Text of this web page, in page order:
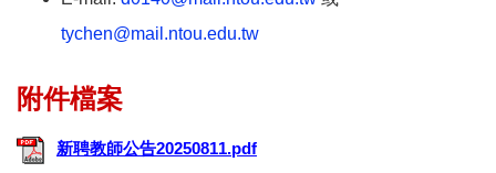
tychen@mail.ntou.edu.tw
新聘教師公告20250811.pdf